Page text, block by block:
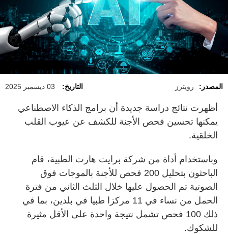
المصدر: رويترز التاريخ: 03 ديسمبر 2025
أظهرت نتائج دراسة جديدة أن برامج الذكاء الاصطناعي
يمكنها تحسين فحص الأجنة للكشف عن عيوب القلب
الخلقية.
وباستخدام أداة من شركة برايت هارت الطبية، قام
الباحثون بتحليل 200 فحص للأجنة بالموجات فوق
الصوتية تم الحصول عليها خلال الثلث الثاني من فترة
الحمل من نساء في 11 مركزا طبيا في بلدين، بما في
ذلك 100 فحص تشمل نتيجة واحدة على الأقل مثيرة
للشكوك.